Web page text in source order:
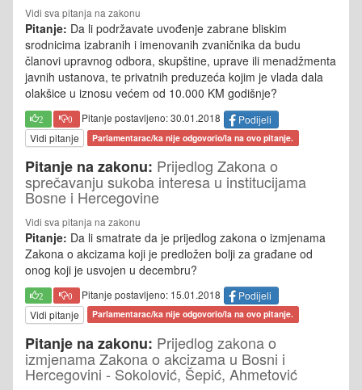
Vidi sva pitanja na zakonu
Pitanje: Da li podržavate uvođenje zabrane bliskim
srodnicima izabranih i imenovanih zvaničnika da budu
članovi upravnog odbora, skupštine, uprave ili menadžmenta
javnih ustanova, te privatnih preduzeća kojim je vlada dala
olakšice u iznosu većem od 10.000 KM godišnje?
2 0 Pitanje postavljeno: 30.01.2018
Podijeli
Vidi pitanje
Parlamentarac/ka nije odgovorio/la na ovo pitanje.
Pitanje na zakonu: Prijedlog Zakona o
sprečavanju sukoba interesa u institucijama
Bosne i Hercegovine
Vidi sva pitanja na zakonu
Pitanje: Da li smatrate da je prijedlog zakona o izmjenama
Zakona o akcizama koji je predložen bolji za građane od
onog koji je usvojen u decembru?
2 0 Pitanje postavljeno: 15.01.2018
Podijeli
Vidi pitanje
Parlamentarac/ka nije odgovorio/la na ovo pitanje.
Pitanje na zakonu: Prijedlog zakona o
izmjenama Zakona o akcizama u Bosni i
Hercegovini - Sokolović, Šepić, Ahmetović